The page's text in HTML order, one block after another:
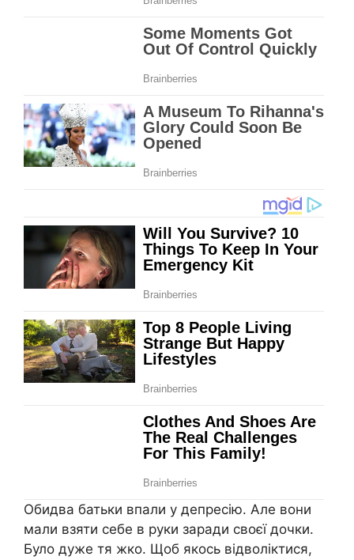
Обидва батьки впали у депpесію. Але вони
мали взяти себе в руки заради своєї дочки.
Було дуже тя жко. Щоб якось відволіктися,